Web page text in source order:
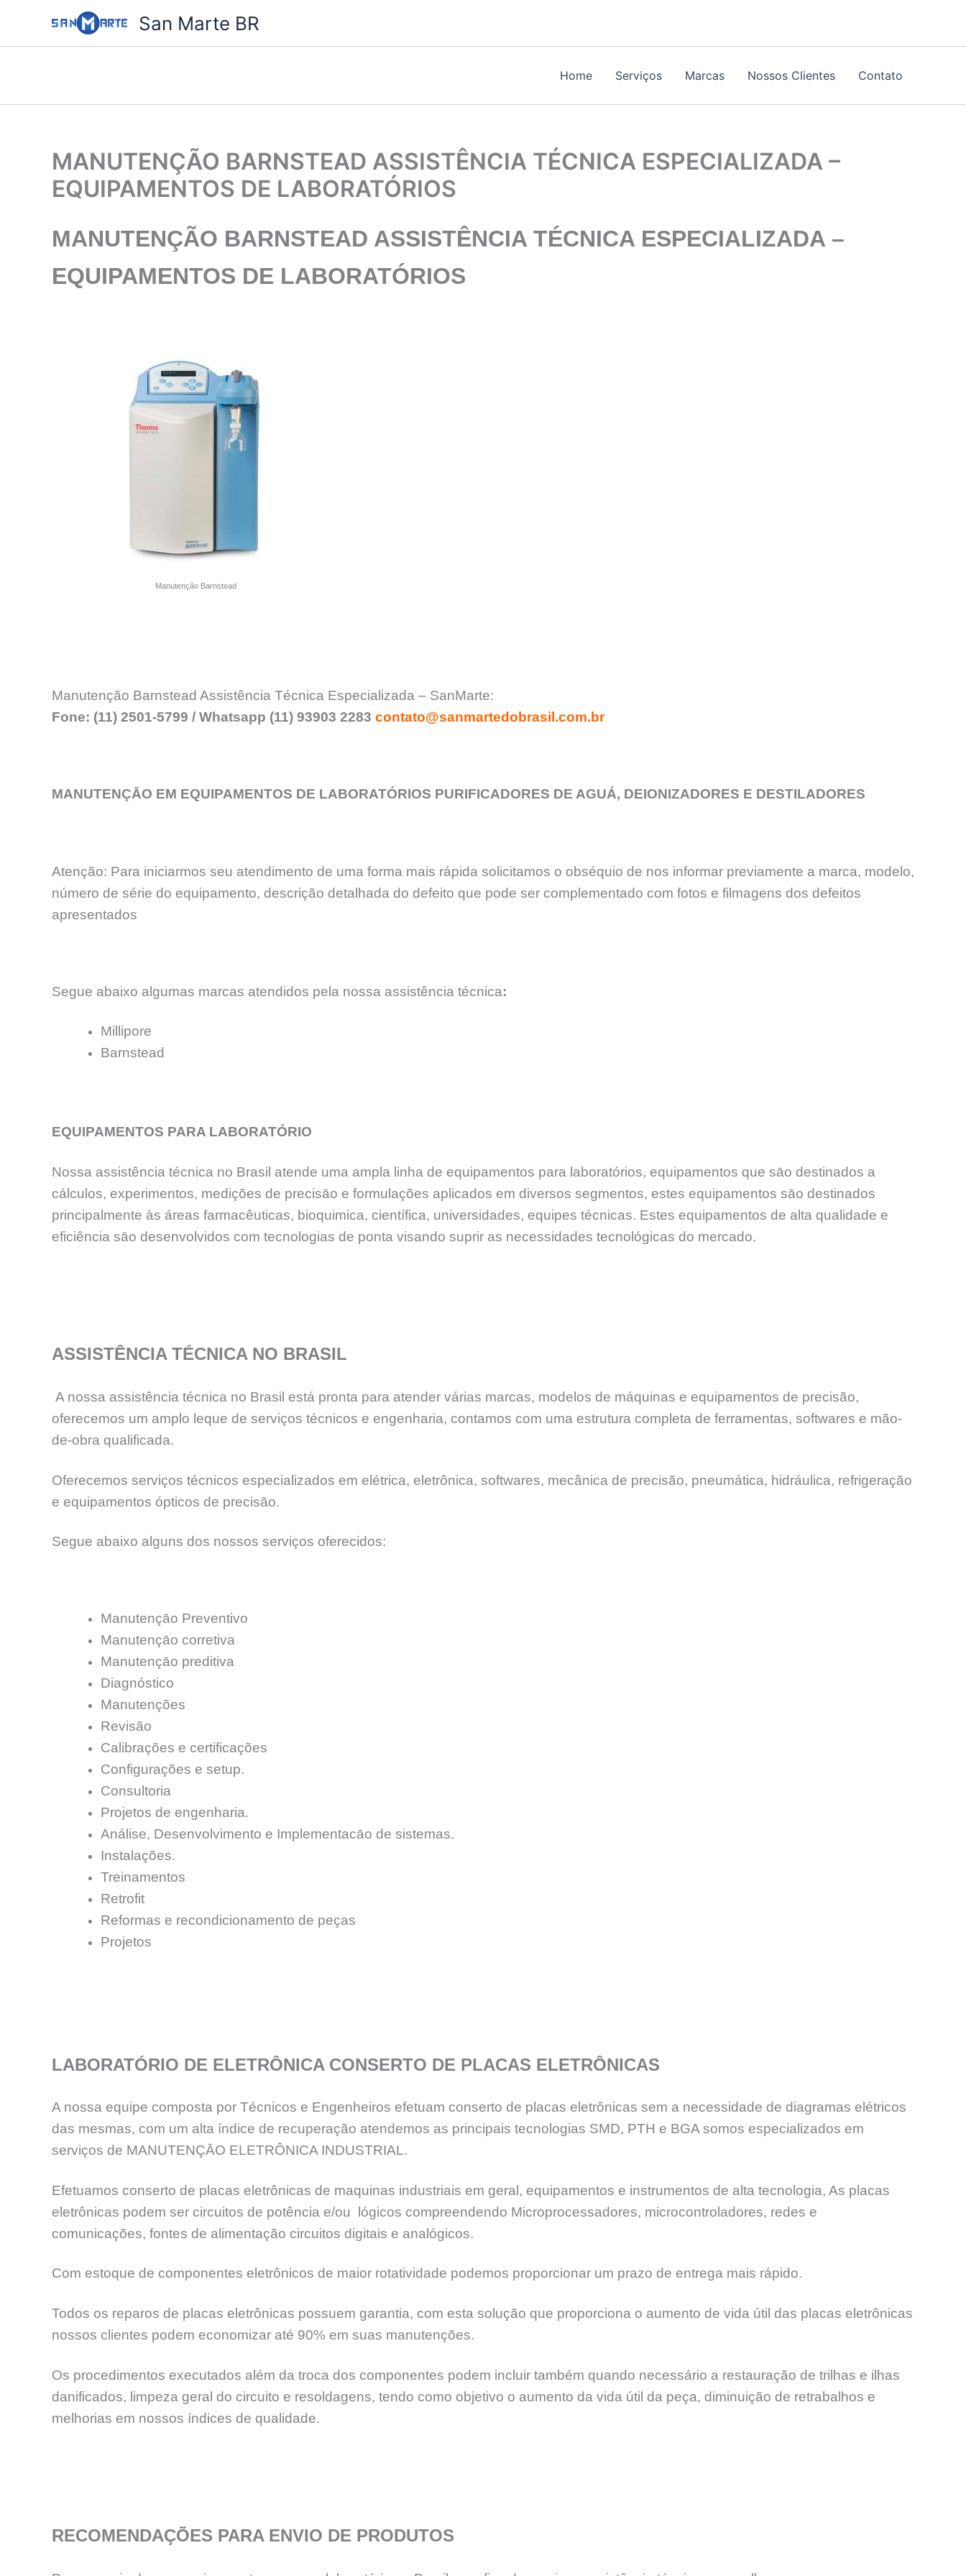
o
San Marte BR
Home Serviços Marcas Nossos Clientes Contato
MANUTENÇÃO BARNSTEAD ASSISTÊNCIA TÉCNICA ESPECIALIZADA –
EQUIPAMENTOS DE LABORATÓRIOS
MANUTENÇÃO BARNSTEAD ASSISTÊNCIA TÉCNICA ESPECIALIZADA –
EQUIPAMENTOS DE LABORATÓRIOS
Manutenção Barnstead
Manutenção Barnstead Assistência Técnica Especializada – SanMarte:
Fone: (11) 2501-5799 / Whatsapp (11) 93903 2283 contato@sanmartedobrasil.com.br
MANUTENÇĀO EM EQUIPAMENTOS DE LABORATÓRIOS PURIFICADORES DE AGUÁ, DEIONIZADORES E DESTILADORES
Atenção: Para iniciarmos seu atendimento de uma forma mais rápida solicitamos o obséquio de nos informar previamente a marca, modelo,
número de série do equipamento, descrição detalhada do defeito que pode ser complementado com fotos e filmagens dos defeitos
apresentados
Segue abaixo algumas marcas atendidos pela nossa assistência técnica:
Millipore
Barnstead
EQUIPAMENTOS PARA LABORATÓRIO
Nossa assistência técnica no Brasil atende uma ampla linha de equipamentos para laboratórios, equipamentos que sāo destinados a
cálculos, experimentos, medições de precisāo e formulações aplicados em diversos segmentos, estes equipamentos sāo destinados
principalmente às áreas farmacêuticas, bioquimica, científica, universidades, equipes técnicas. Estes equipamentos de alta qualidade e
eficiência sāo desenvolvidos com tecnologias de ponta visando suprir as necessidades tecnológicas do mercado.
ASSISTÊNCIA TÉCNICA NO BRASIL
A nossa assistência técnica no Brasil está pronta para atender várias marcas, modelos de máquinas e equipamentos de precisão,
oferecemos um amplo leque de serviços técnicos e engenharia, contamos com uma estrutura completa de ferramentas, softwares e mão-
de-obra qualificada.
Oferecemos serviços técnicos especializados em elétrica, eletrônica, softwares, mecânica de precisão, pneumática, hidráulica, refrigeração
e equipamentos ópticos de precisão.
Segue abaixo alguns dos nossos serviços oferecidos:
Manutençāo Preventivo
Manutençāo corretiva
Manutençāo preditiva
Diagnóstico
Manutenções
Revisão
Calibrações e certificações
Configurações e setup.
Consultoria
Projetos de engenharia.
Análise, Desenvolvimento e Implementacāo de sistemas.
Instalações.
Treinamentos
Retrofit
Reformas e recondicionamento de peças
Projetos
LABORATÓRIO DE ELETRÔNICA CONSERTO DE PLACAS ELETRÔNICAS
A nossa equipe composta por Técnicos e Engenheiros efetuam conserto de placas eletrônicas sem a necessidade de diagramas elétricos
das mesmas, com um alta índice de recuperação atendemos as principais tecnologias SMD, PTH e BGA somos especializados em
serviços de MANUTENÇĀO ELETRÔNICA INDUSTRIAL.
Efetuamos conserto de placas eletrônicas de maquinas industriais em geral, equipamentos e instrumentos de alta tecnologia, As placas
eletrônicas podem ser circuitos de potência e/ou lógicos compreendendo Microprocessadores, microcontroladores, redes e
comunicações, fontes de alimentação circuitos digitais e analógicos.
Com estoque de componentes eletrônicos de maior rotatividade podemos proporcionar um prazo de entrega mais rápido.
Todos os reparos de placas eletrônicas possuem garantia, com esta solução que proporciona o aumento de vida útil das placas eletrônicas
nossos clientes podem economizar até 90% em suas manutenções.
Os procedimentos executados além da troca dos componentes podem incluir também quando necessário a restauração de trilhas e ilhas
danificados, limpeza geral do circuito e resoldagens, tendo como objetivo o aumento da vida útil da peça, diminuição de retrabalhos e
melhorias em nossos índices de qualidade.
RECOMENDAÇÕES PARA ENVIO DE PRODUTOS